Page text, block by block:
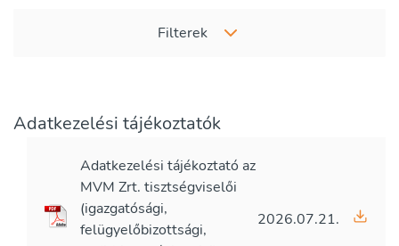
Filterek
Adatkezelési tájékoztatók
Adatkezelési tájékoztató az
MVM Zrt. tisztségviselői
(igazgatósági,
felügyelőbizottsági,
2026.07.21.